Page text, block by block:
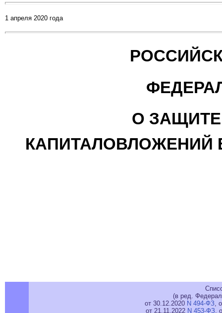
1 апреля 2020 года
О
КАПИТАЛОВЛОЖЕНИЙ
(в ред.
от 30.12.2020 N 494-ФЗ,
от 21.11.2022 N 453-ФЗ,